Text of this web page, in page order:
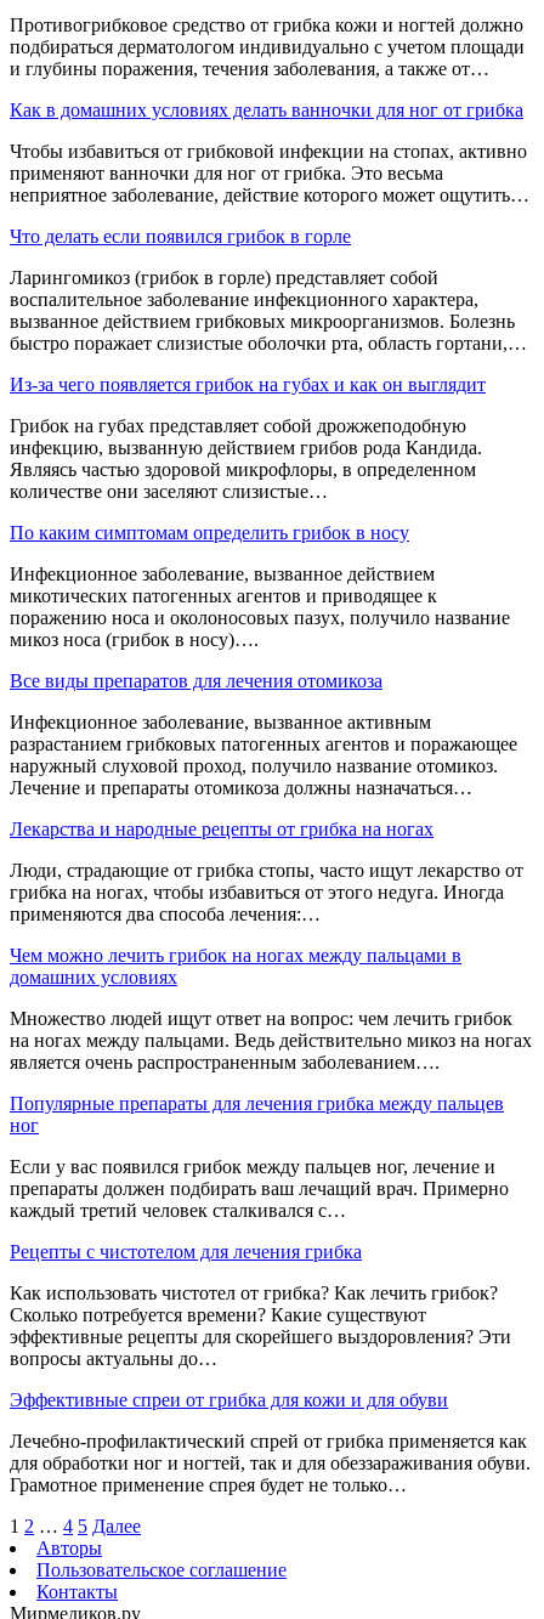
Противогрибковое средство от грибка кожи и ногтей должно
подбираться дерматологом индивидуально с учетом площади
и глубины поражения, течения заболевания, а также от…
Как в домашних условиях делать ванночки для ног от грибка
Чтобы избавиться от грибковой инфекции на стопах, активно
применяют ванночки для ног от грибка. Это весьма
неприятное заболевание, действие которого может ощутить…
Что делать если появился грибок в горле
Ларингомикоз (грибок в горле) представляет собой
воспалительное заболевание инфекционного характера,
вызванное действием грибковых микроорганизмов. Болезнь
быстро поражает слизистые оболочки рта, область гортани,…
Из-за чего появляется грибок на губах и как он выглядит
Грибок на губах представляет собой дрожжеподобную
инфекцию, вызванную действием грибов рода Кандида.
Являясь частью здоровой микрофлоры, в определенном
количестве они заселяют слизистые…
По каким симптомам определить грибок в носу
Инфекционное заболевание, вызванное действием
микотических патогенных агентов и приводящее к
поражению носа и околоносовых пазух, получило название
микоз носа (грибок в носу)….
Все виды препаратов для лечения отомикоза
Инфекционное заболевание, вызванное активным
разрастанием грибковых патогенных агентов и поражающее
наружный слуховой проход, получило название отомикоз.
Лечение и препараты отомикоза должны назначаться…
Лекарства и народные рецепты от грибка на ногах
Люди, страдающие от грибка стопы, часто ищут лекарство от
грибка на ногах, чтобы избавиться от этого недуга. Иногда
применяются два способа лечения:…
Чем можно лечить грибок на ногах между пальцами в
домашних условиях
Множество людей ищут ответ на вопрос: чем лечить грибок
на ногах между пальцами. Ведь действительно микоз на ногах
является очень распространенным заболеванием….
Популярные препараты для лечения грибка между пальцев
ног
Если у вас появился грибок между пальцев ног, лечение и
препараты должен подбирать ваш лечащий врач. Примерно
каждый третий человек сталкивался с…
Рецепты с чистотелом для лечения грибка
Как использовать чистотел от грибка? Как лечить грибок?
Сколько потребуется времени? Какие существуют
эффективные рецепты для скорейшего выздоровления? Эти
вопросы актуальны до…
Эффективные спреи от грибка для кожи и для обуви
Лечебно-профилактический спрей от грибка применяется как
для обработки ног и ногтей, так и для обеззараживания обуви.
Грамотное применение спрея будет не только…
1 2 … 4 5 Далее
Авторы
Пользовательское соглашение
Контакты
Мирмедиков.ру